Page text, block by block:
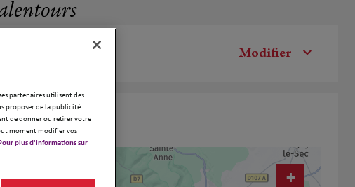
Modifier
+
partenaires utilisent des
proposer de la publicité
de donner ou retirer votre
moment modifier vos
plus d'informations sur